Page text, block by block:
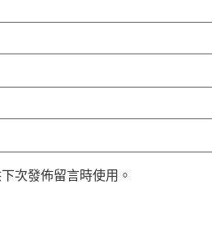
次發佈留言時使用。